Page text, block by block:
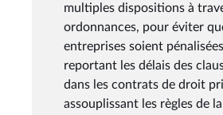
multiples dispositions à
ordonnances, pour éviter
entreprises soient
reportant les délais des
dans les contrats de droit
assouplissant les règles de